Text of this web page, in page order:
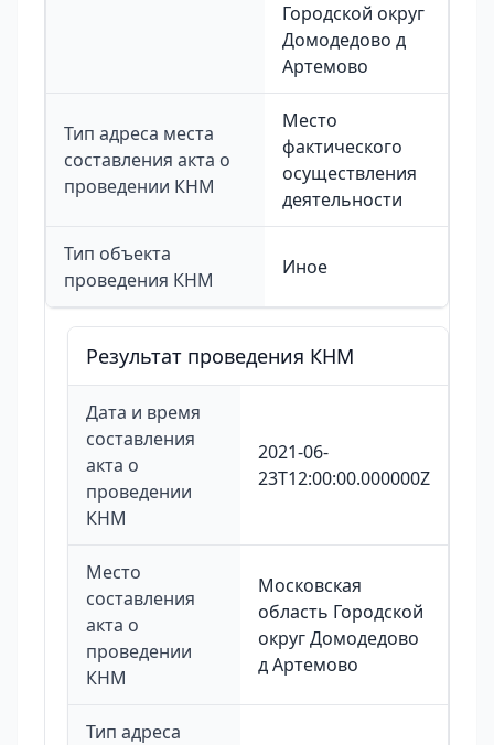
Городской округ
Домодедово д
Артемово
Тип адреса места
составления акта о
проведении КНМ
Место
фактического
осуществления
деятельности
Тип объекта
проведения КНМ
Иное
Результат проведения КНМ
Дата и время
составления
акта о
проведении
КНМ
2021-06-
23T12:00:00.000000Z
Место
составления
акта о
проведении
КНМ
Московская
область Городской
округ Домодедово
д Артемово
Тип адреса